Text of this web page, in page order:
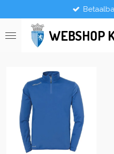
direct
naar
de
WEBSHOP